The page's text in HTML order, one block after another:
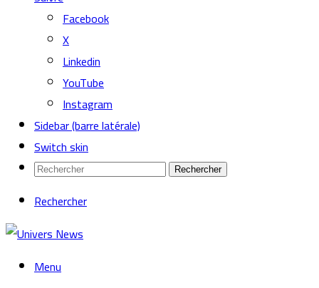
Facebook
X
Linkedin
YouTube
Instagram
Sidebar (barre latérale)
Switch skin
Rechercher
Rechercher
Menu